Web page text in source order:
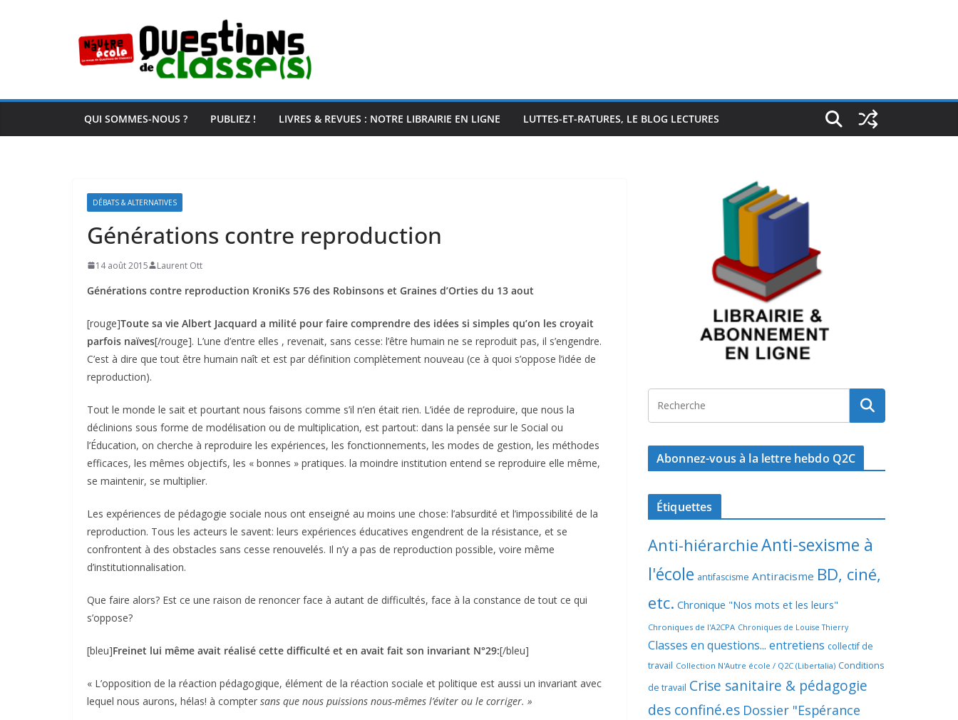
QUI SOMMES-NOUS ? PUBLIEZ ! LIVRES & REVUES : NOTRE LIBRAIRIE EN LIGNE LUTTES-ET-RATURES, LE BLOG LECTURES
DÉBATS & ALTERNATIVES
Générations contre reproduction
14 août 2015 Laurent Ott
Générations contre reproduction KroniKs 576 des Robinsons et Graines d’Orties du 13 aout
[rouge]Toute sa vie Albert Jacquard a milité pour faire comprendre des idées si simples qu’on les croyait
parfois naïves[/rouge]. L’une d’entre elles , revenait, sans cesse: l’être humain ne se reproduit pas, il s’engendre.
C’est à dire que tout être humain naît et est par définition complètement nouveau (ce à quoi s’oppose l’idée de
reproduction).
Tout le monde le sait et pourtant nous faisons comme s’il n’en était rien. L’idée de reproduire, que nous la
déclinions sous forme de modélisation ou de multiplication, est partout: dans la pensée sur le Social ou
l’Éducation, on cherche à reproduire les expériences, les fonctionnements, les modes de gestion, les méthodes
efficaces, les mêmes objectifs, les « bonnes » pratiques. la moindre institution entend se reproduire elle même,
se maintenir, se multiplier.
Les expériences de pédagogie sociale nous ont enseigné au moins une chose: l’absurdité et l’impossibilité de la
reproduction. Tous les acteurs le savent: leurs expériences éducatives engendrent de la résistance, et se
confrontent à des obstacles sans cesse renouvelés. Il n’y a pas de reproduction possible, voire même
d’institutionnalisation.
Que faire alors? Est ce une raison de renoncer face à autant de difficultés, face à la constance de tout ce qui
s’oppose?
[bleu]Freinet lui même avait réalisé cette difficulté et en avait fait son invariant N°29:[/bleu]
« L’opposition de la réaction pédagogique, élément de la réaction sociale et politique est aussi un invariant avec
lequel nous aurons, hélas! à compter sans que nous puissions nous-mêmes l’éviter ou le corriger. »
Abonnez-vous à la lettre hebdo Q2C
Étiquettes
Anti-hiérarchieAnti-sexisme à
l'école antifascisme Antiracisme BD, ciné,
etc. Chronique "Nos mots et les leurs"
Chroniques de l'A2CPA Chroniques de Louise Thierry
Classes en questions... entretiens collectif de
travail Collection N'Autre école / Q2C (Libertalia) Conditions
de travail Crise sanitaire & pédagogie
des confiné.es Dossier "Espérance